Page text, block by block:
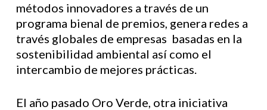
métodos innovadores a través de un
programa bienal de premios, genera redes a
través globales de empresas basadas en la
sostenibilidad ambiental así como el
intercambio de mejores prácticas.
El año pasado Oro Verde, otra iniciativa